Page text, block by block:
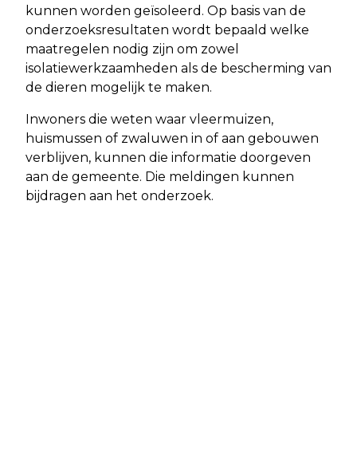
kunnen worden geïsoleerd. Op basis van de
onderzoeksresultaten wordt bepaald welke
maatregelen nodig zijn om zowel
isolatiewerkzaamheden als de bescherming van
de dieren mogelijk te maken.
Inwoners die weten waar vleermuizen,
huismussen of zwaluwen in of aan gebouwen
verblijven, kunnen die informatie doorgeven
aan de gemeente. Die meldingen kunnen
bijdragen aan het onderzoek.